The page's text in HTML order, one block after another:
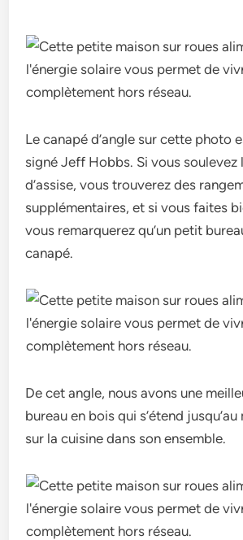
Le canapé d’angle sur cette photo
signé Jeff Hobbs. Si vous soulevez
d’assise, vous trouverez des
supplémentaires, et si vous faites
vous remarquerez qu’un petit
canapé.
De cet angle, nous avons une
bureau en bois qui s’étend
sur la cuisine dans son ensemble.